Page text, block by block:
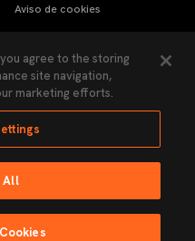
Aviso de cookies
de Privacidad
sin el permiso del Valencia
agree to the storing
site navigation,
marketing efforts.
All